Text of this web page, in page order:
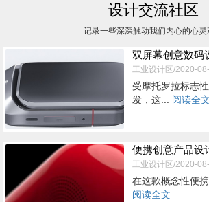
设计交流社区
记录一些深深触动我们内心的心灵
双屏幕创意数码
工业设计区/2020-
受摩托罗拉标志
发，这... 阅读全文
便携创意产品设
工业设计区/2020-
在这款概念性便
阅读全文